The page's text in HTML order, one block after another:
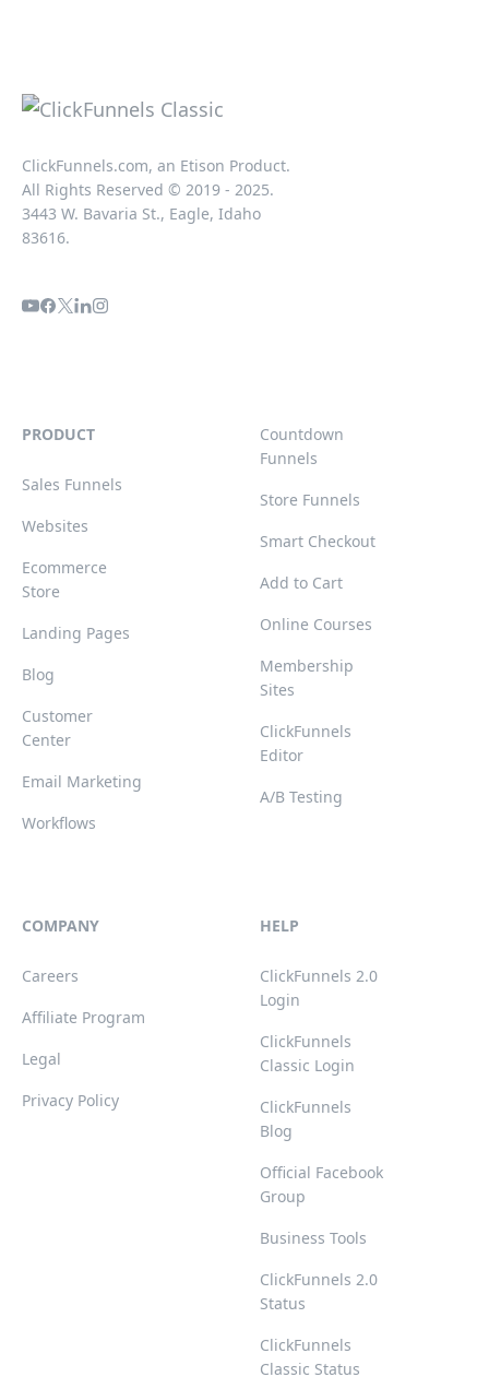
ClickFunnels.com, an Etison Product.
All Rights Reserved © 2019 - 2025.
3443 W. Bavaria St., Eagle, Idaho
83616.
PRODUCT
Sales Funnels
Websites
Ecommerce
Store
Landing Pages
Blog
Customer
Center
Email Marketing
Workflows
Countdown
Funnels
Store Funnels
Smart Checkout
Add to Cart
Online Courses
Membership
Sites
ClickFunnels
Editor
A/B Testing
COMPANY
Careers
Affiliate Program
Legal
Privacy Policy
HELP
ClickFunnels 2.0
Login
ClickFunnels
Classic Login
ClickFunnels
Blog
Official Facebook
Group
Business Tools
ClickFunnels 2.0
Status
ClickFunnels
Classic Status